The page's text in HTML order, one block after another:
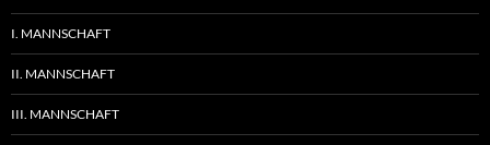
I. MANNSCHAFT
II. MANNSCHAFT
III. MANNSCHAFT